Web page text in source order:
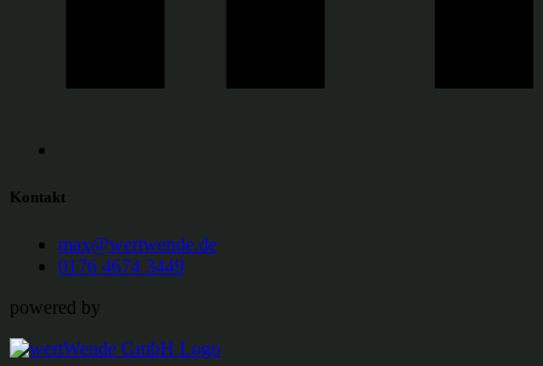
Kontakt
max@wertwende.de
0176 4674 3449
powered by